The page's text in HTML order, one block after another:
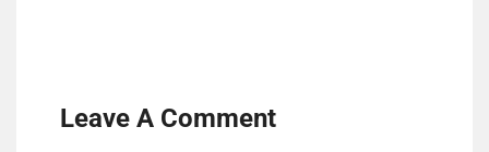
Leave A Comment